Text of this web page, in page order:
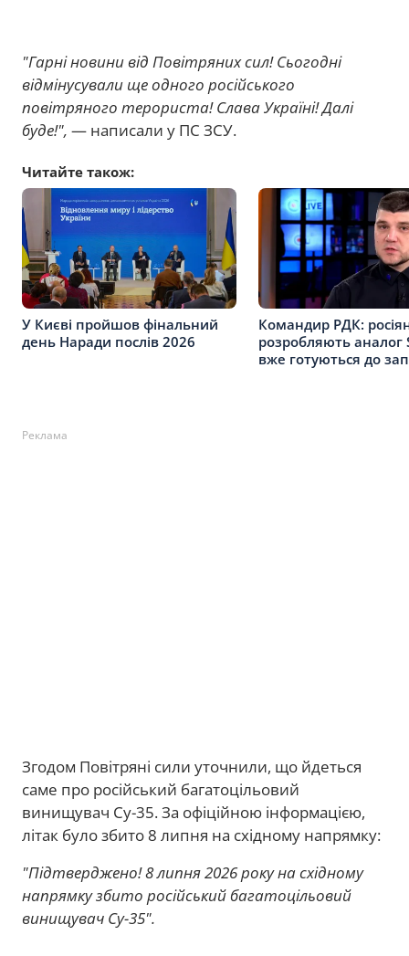
"Гарні новини від Повітряних сил! Сьогодні
відмінусували ще одного російського
повітряного терориста! Слава Україні! Далі
буде!", — написали у ПС ЗСУ.
Читайте також:
У Києві пройшов фінальний
день Наради послів 2026
Командир РДК:
розробляють аналог
вже готуються до
Реклама
Згодом Повітряні сили уточнили, що йдеться
саме про російський багатоцільовий
винищувач Су-35. За офіційною інформацією,
літак було збито 8 липня на східному напрямку:
"Підтверджено! 8 липня 2026 року на східному
напрямку збито російський багатоцільовий
винищувач Cу-35".